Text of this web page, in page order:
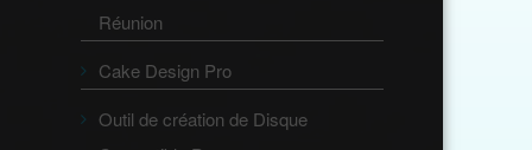
Réunion
Cake Design Pro
Outil de création de Disque